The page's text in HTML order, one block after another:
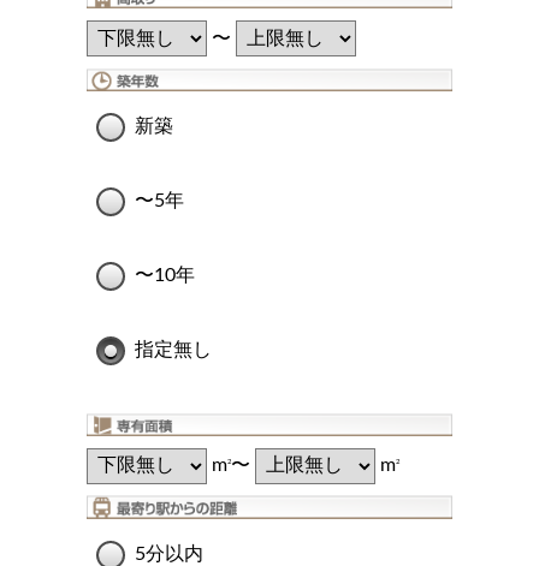
〜
新築
〜5年
〜10年
指定無し
m2〜 m2
5分以内